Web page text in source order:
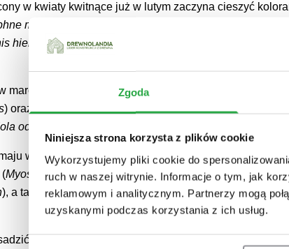
Zgoda
Niniejsza strona korzysta z plików cookie
Wykorzystujemy pliki cookie do
ruch w naszej witrynie. Informacje o tym, jak
reklamowym i analitycznym. Partnerzy mogą
uzyskanymi podczas korzystania z ich usług.
w kwiaty kwitnące już w lutym zaczyna cieszyć
mezereum
hiemalis) oraz przebiśniegi (
marcu, kwitną derenie (Cornus ),
) oraz pierwiosnki ( Primula). Pojawiają się również
odorata
w ogrodach królują tulipany (Tulipa ), hiacynty (
(Myosotis). W tych miesiącach ogrody zdobią również
), a także magnolie (Magnolia), pigwowce (Chaenomeles
hosty i żurawki, które jako rośliny wieloletnie